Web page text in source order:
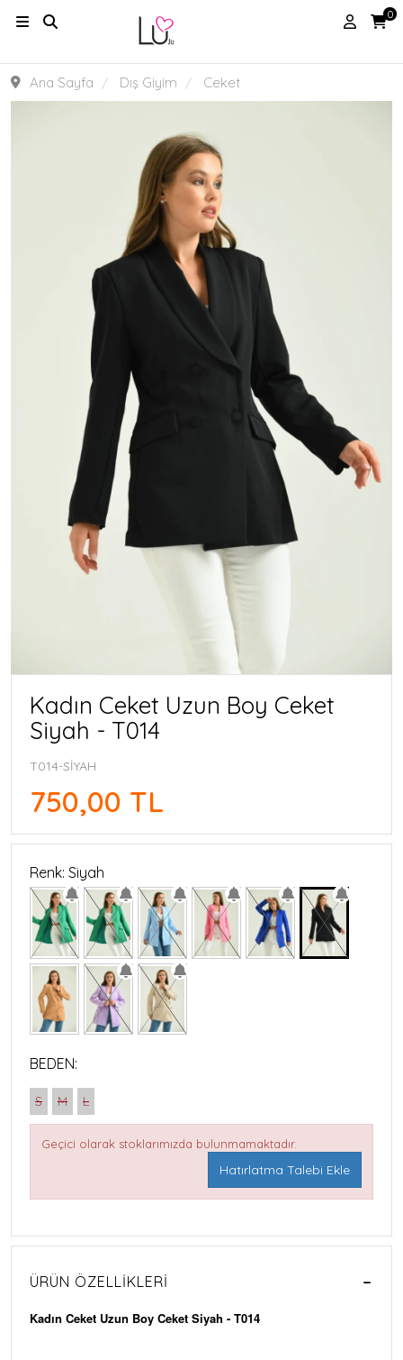
0
Ana Sayfa Dış Giyim Ceket
Kadın Ceket Uzun Boy Ceket
Siyah - T014
T014-SİYAH
750,00 TL
Renk: Siyah
BEDEN:
S M L
Geçici olarak stoklarımızda bulunmamaktadır.
Hatırlatma Talebi Ekle
ÜRÜN ÖZELLIKLERI
Kadın Ceket Uzun Boy Ceket Siyah - T014